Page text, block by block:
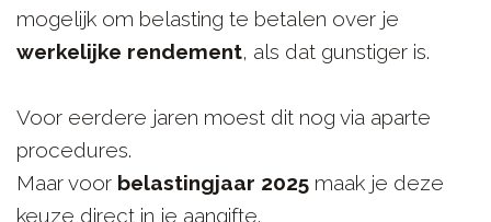
mogelijk om belasting te betalen over je
werkelijke rendement, als dat gunstiger is.
Voor eerdere jaren moest dit nog via aparte
procedures.
Maar voor belastingjaar 2025 maak je deze
keuze direct in je aangifte.